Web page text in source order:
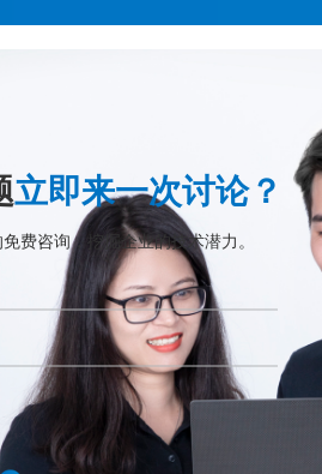
立即来一次讨论？
费咨询，挖掘企业的技术潜力。